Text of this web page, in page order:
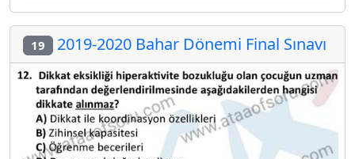
19 2019-2020 Bahar Dönemi Final Sınavı